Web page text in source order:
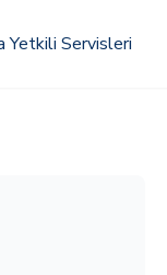
Yetkili Servisleri